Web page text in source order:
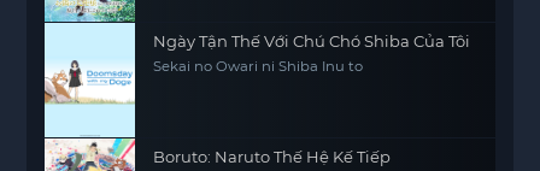
Ngày Tận Thế Với Chú Chó Shiba Của Tôi
Sekai no Owari ni Shiba Inu to
Boruto: Naruto Thế Hệ Kế Tiếp